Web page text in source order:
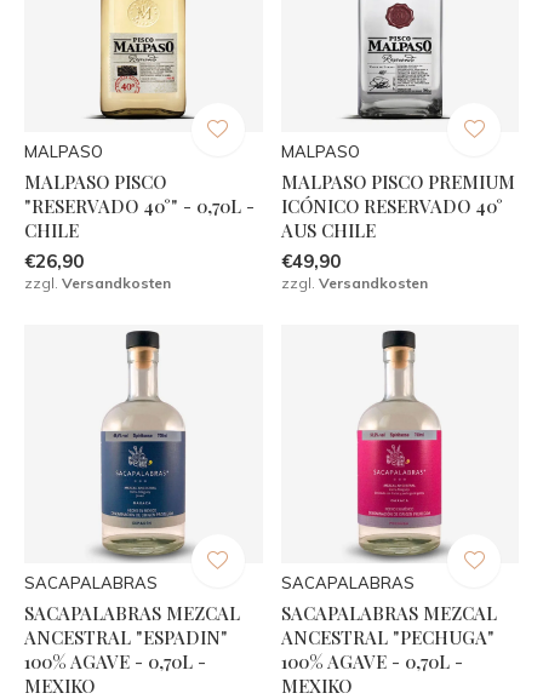
MALPASO
MALPASO PISCO
"RESERVADO 40°" - 0,70L -
CHILE
€26,90
zzgl. Versandkosten
MALPASO
MALPASO PISCO PREMIUM
ICÓNICO RESERVADO 40°
AUS CHILE
€49,90
zzgl. Versandkosten
SACAPALABRAS
SACAPALABRAS MEZCAL
ANCESTRAL "ESPADIN"
100% AGAVE - 0,70L -
MEXIKO
SACAPALABRAS
SACAPALABRAS MEZCAL
ANCESTRAL "PECHUGA"
100% AGAVE - 0,70L -
MEXIKO